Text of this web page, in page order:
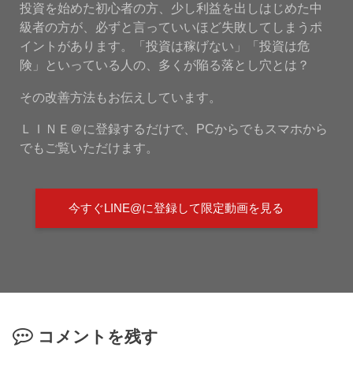
投資を始めた初心者の方、少し利益を出しはじめた中
級者の方が、必ずと言っていいほど失敗してしまうポ
イントがあります。「投資は稼げない」「投資は危
険」といっている人の、多くが陥る落とし穴とは？
その改善方法もお伝えしています。
ＬＩＮＥ＠に登録するだけで、PCからでもスマホから
でもご覧いただけます。
今すぐLINE@に登録して限定動画を見る
コメントを残す